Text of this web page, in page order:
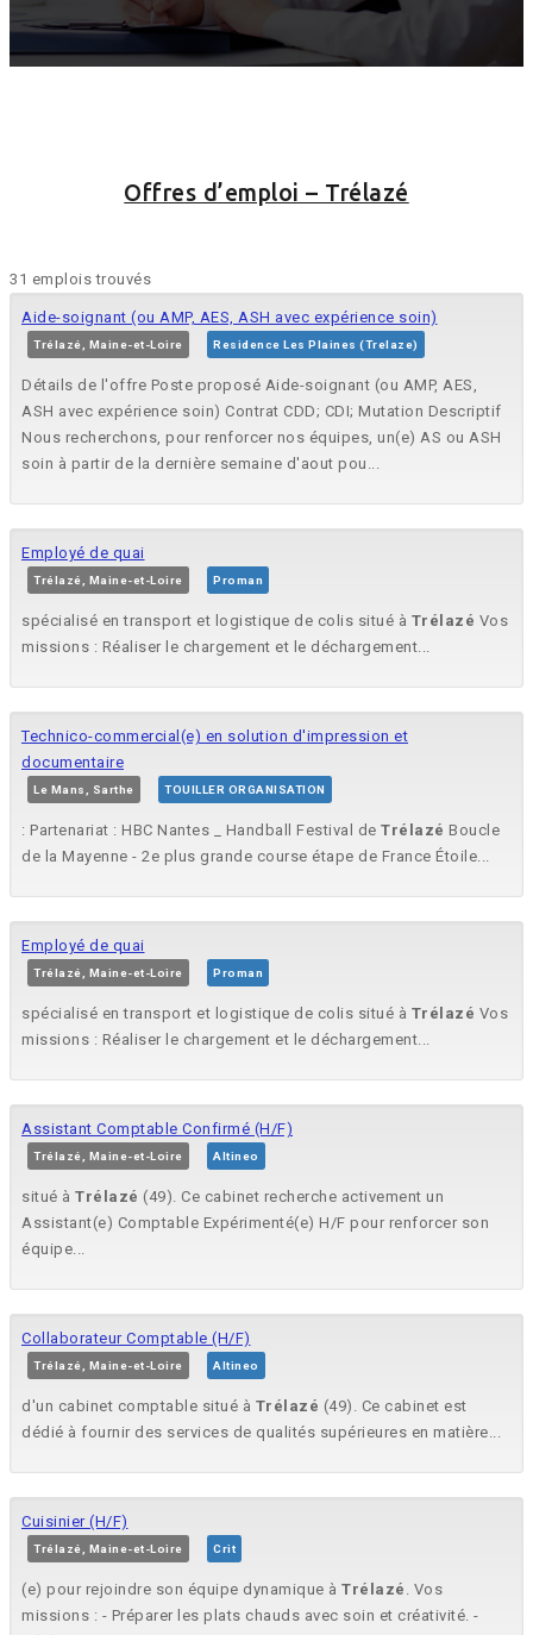
Offres d’emploi – Trélazé
31 emplois trouvés
Aide-soignant (ou AMP, AES, ASH avec expérience soin)
Trélazé, Maine-et-Loire Residence Les Plaines (Trelaze)
Détails de l'offre Poste proposé Aide-soignant (ou AMP, AES,
ASH avec expérience soin) Contrat CDD; CDI; Mutation Descriptif
Nous recherchons, pour renforcer nos équipes, un(e) AS ou ASH
soin à partir de la dernière semaine d'aout pou...
Employé de quai
Trélazé, Maine-et-Loire Proman
spécialisé en transport et logistique de colis situé à Trélazé Vos
missions : Réaliser le chargement et le déchargement...
Technico-commercial(e) en solution d'impression et
documentaire
Le Mans, Sarthe TOUILLER ORGANISATION
: Partenariat : HBC Nantes _ Handball Festival de Trélazé Boucle
de la Mayenne - 2e plus grande course étape de France Étoile...
Employé de quai
Trélazé, Maine-et-Loire Proman
spécialisé en transport et logistique de colis situé à Trélazé Vos
missions : Réaliser le chargement et le déchargement...
Assistant Comptable Confirmé (H/F)
Trélazé, Maine-et-Loire Altineo
situé à Trélazé (49). Ce cabinet recherche activement un
Assistant(e) Comptable Expérimenté(e) H/F pour renforcer son
équipe...
Collaborateur Comptable (H/F)
Trélazé, Maine-et-Loire Altineo
d'un cabinet comptable situé à Trélazé (49). Ce cabinet est
dédié à fournir des services de qualités supérieures en matière...
Cuisinier (H/F)
Trélazé, Maine-et-Loire Crit
(e) pour rejoindre son équipe dynamique à Trélazé . Vos
missions : - Préparer les plats chauds avec soin et créativité. -